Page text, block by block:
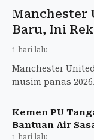
Manchester
Baru, Ini
1 hari lalu
Manchester
musim panas
Kemen PU
Bantuan Air
1 hari lalu